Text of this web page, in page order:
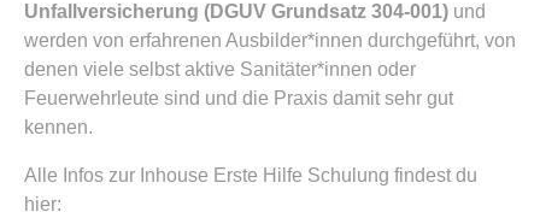
Unfallversicherung (DGUV Grundsatz 304-001) und
werden von erfahrenen Ausbilder*innen durchgeführt, von
denen viele selbst aktive Sanitäter*innen oder
Feuerwehrleute sind und die Praxis damit sehr gut
kennen.
Alle Infos zur Inhouse Erste Hilfe Schulung findest du
hier: